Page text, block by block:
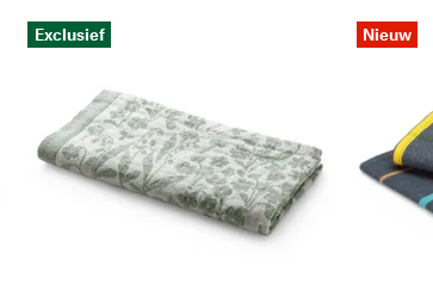
Exclusief Nieuw